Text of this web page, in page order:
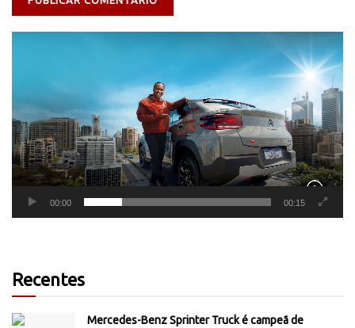
00:00 00:15
Recentes
Mercedes-Benz Sprinter Truck é campeã de